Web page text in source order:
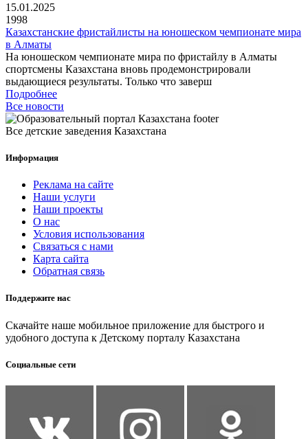
15.01.2025
1998
Казахстанские фристайлисты на юношеском чемпионате мира
в Алматы
На юношеском чемпионате мира по фристайлу в Алматы
спортсмены Казахстана вновь продемонстрировали
выдающиеся результаты. Только что заверш
Подробнее
Все новости
Все детские заведения Казахстана
Информация
Реклама на сайте
Наши услуги
Наши проекты
О нас
Условия использования
Связаться с нами
Карта сайта
Обратная связь
Поддержите нас
Скачайте наше мобильное приложение для быстрого и
удобного доступа к Детскому порталу Казахстана
Социальные сети